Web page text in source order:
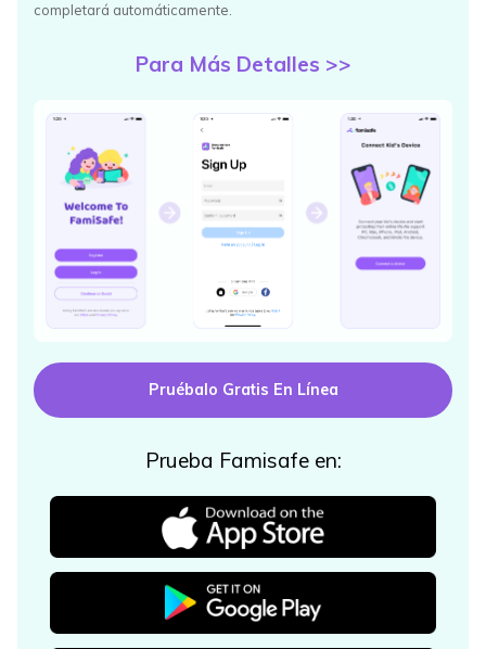
completará automáticamente.
Para Más Detalles >>
Pruébalo Gratis En Línea
Prueba Famisafe en: